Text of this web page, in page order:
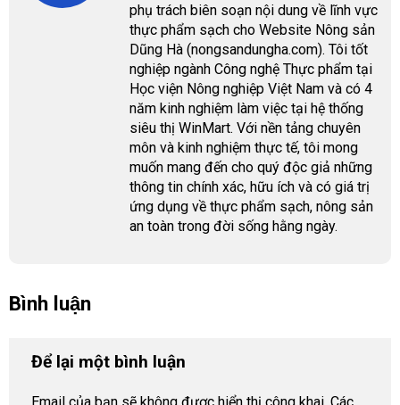
phụ trách biên soạn nội dung về lĩnh vực
thực phẩm sạch cho Website Nông sản
Dũng Hà (nongsandungha.com). Tôi tốt
nghiệp ngành Công nghệ Thực phẩm tại
Học viện Nông nghiệp Việt Nam và có 4
năm kinh nghiệm làm việc tại hệ thống
siêu thị WinMart. Với nền tảng chuyên
môn và kinh nghiệm thực tế, tôi mong
muốn mang đến cho quý độc giả những
thông tin chính xác, hữu ích và có giá trị
ứng dụng về thực phẩm sạch, nông sản
an toàn trong đời sống hằng ngày.
Bình luận
Để lại một bình luận